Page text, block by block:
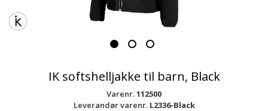
IK softshelljakke til barn, Black
Varenr.112500
Leverandør varenr. L2336-Black